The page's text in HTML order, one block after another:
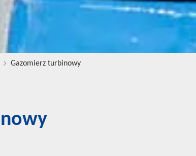
Gazomierz turbinowy